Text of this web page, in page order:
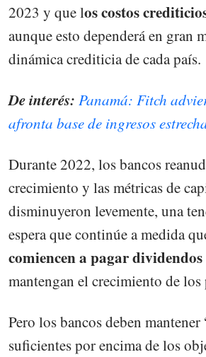
2023 y que los costos
aunque esto dependerá en gran
dinámica crediticia de cada país.
De interés: Panamá: Fitch
afronta base de ingresos
Durante 2022, los bancos
crecimiento y las métricas de
disminuyeron levemente, una
espera que continúe a medida
comiencen a pagar
mantengan el crecimiento de los
Pero los bancos deben mantener
suficientes por encima de los